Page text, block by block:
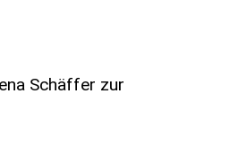
Schäffer zur